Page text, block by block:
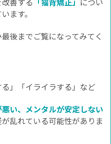
善する 「猫背矯正」 につい
ます。
後までご覧になってみてく
る」「イライラする」など
い、メンタルが安定しない
乱れている可能性がありま